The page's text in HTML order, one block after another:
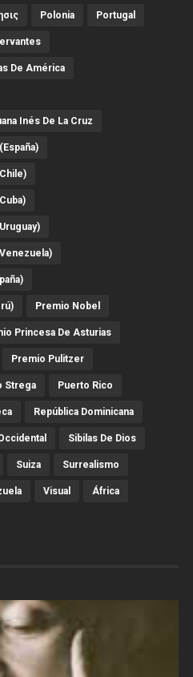
Polonia Portugal
De América
Inés De La Cruz
Premio Nobel
Princesa De Asturias
Premio Pulitzer
Strega Puerto Rico
República Dominicana
Sibilas De Dios
Suiza Surrealismo
Visual África